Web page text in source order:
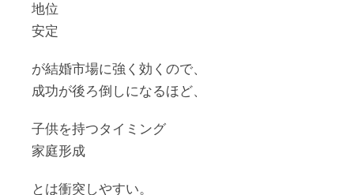
地位
安定
が結婚市場に強く効くので、
成功が後ろ倒しになるほど、
子供を持つタイミング
家庭形成
とは衝突しやすい。